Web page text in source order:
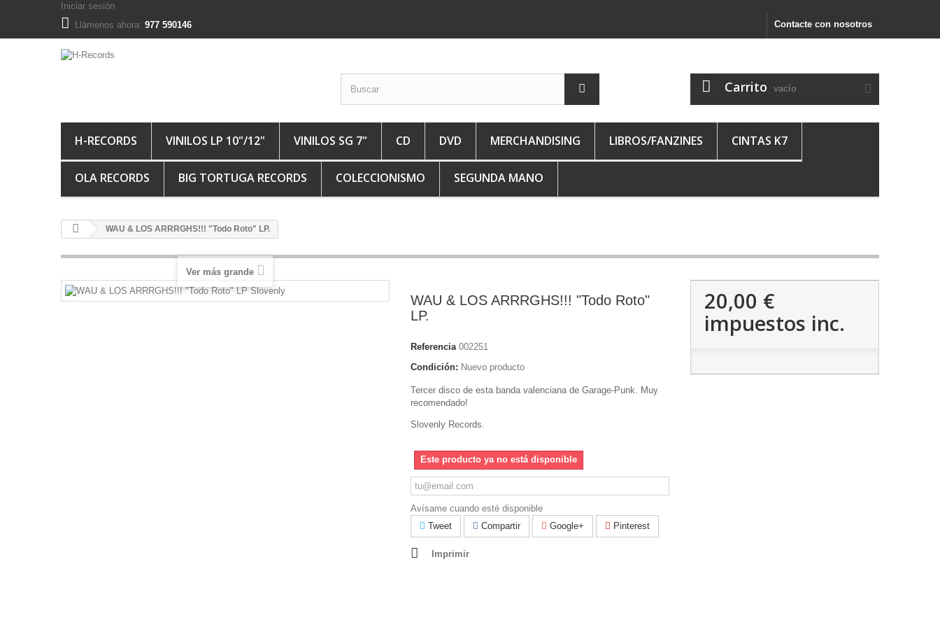
Iniciar sesión
Contacte con nosotros
Llámenos ahora: 977 590146
Carrito vacío
H-RECORDS VINILOS LP 10"/12" VINILOS SG 7" CD DVD MERCHANDISING LIBROS/FANZINES CINTAS K7
OLA RECORDS BIG TORTUGA RECORDS COLECCIONISMO SEGUNDA MANO
WAU & LOS ARRRGHS!!! "Todo Roto" LP.
Ver más grande
WAU & LOS ARRRGHS!!! "Todo Roto"
LP.
Referencia 002251
Condición: Nuevo producto
Tercer disco de esta banda valenciana de Garage-Punk. Muy
recomendado!
Slovenly Records.
Este producto ya no está disponible
Avísame cuando esté disponible
Tweet
Compartir Google+ Pinterest
Imprimir
20,00 €
impuestos inc.